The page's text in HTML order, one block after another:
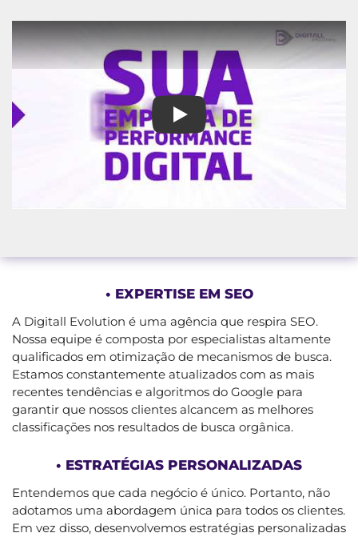
Desvendando o Segredo da
• EXPERTISE EM SEO
A Digitall Evolution é uma agência que respira SEO.
Nossa equipe é composta por especialistas altamente
qualificados em otimização de mecanismos de busca.
Estamos constantemente atualizados com as mais
recentes tendências e algoritmos do Google para
garantir que nossos clientes alcancem as melhores
classificações nos resultados de busca orgânica.
• ESTRATÉGIAS PERSONALIZADAS
Entendemos que cada negócio é único. Portanto, não
adotamos uma abordagem única para todos os clientes.
Em vez disso, desenvolvemos estratégias personalizadas